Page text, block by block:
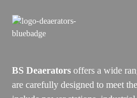
BS Deaerators offers a wide
are carefully designed to meet